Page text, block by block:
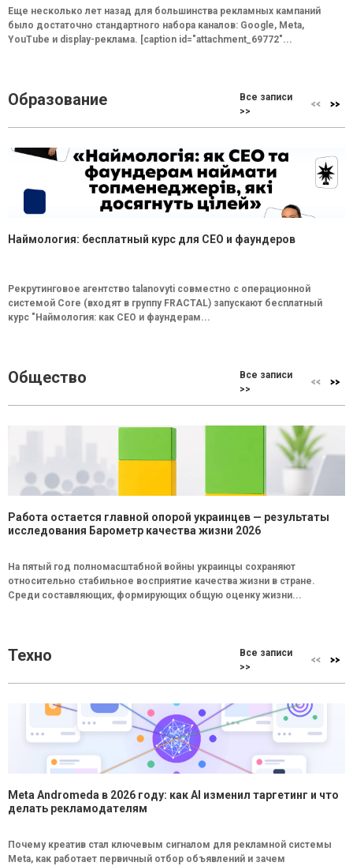
Еще несколько лет назад для большинства рекламных кампаний
было достаточно стандартного набора каналов: Google, Meta,
YouTube и display-реклама. [caption id="attachment_69772"...
Образование
Все записи
>>
Наймология: бесплатный курс для CEO и фаундеров
Рекрутинговое агентство talanovyti совместно с операционной
системой Core (входят в группу FRACTAL) запускают бесплатный
курс "Наймология: как СEO и фаундерам...
Общество
Все записи
>>
Работа остается главной опорой украинцев — результаты
исследования Барометр качества жизни 2026
На пятый год полномасштабной войны украинцы сохраняют
относительно стабильное восприятие качества жизни в стране.
Среди составляющих, формирующих общую оценку жизни...
Техно
Все записи
>>
Meta Andromeda в 2026 году: как AI изменил таргетинг и что
делать рекламодателям
Почему креатив стал ключевым сигналом для рекламной системы
Meta, как работает первичный отбор объявлений и зачем